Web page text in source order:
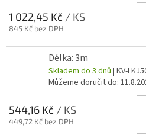
1 022,45 Kč / KS
845 Kč bez DPH
Délka: 3m
Skladem do 3 dnů | KV-I
Můžeme doručit do:
544,16 Kč / KS
449,72 Kč bez DPH